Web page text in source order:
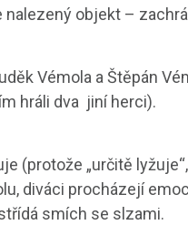
objekt –
Vémola a Štěpán
hráli dva jiní herci).
(protože „určitě
diváci procházejí
smích se slzami.